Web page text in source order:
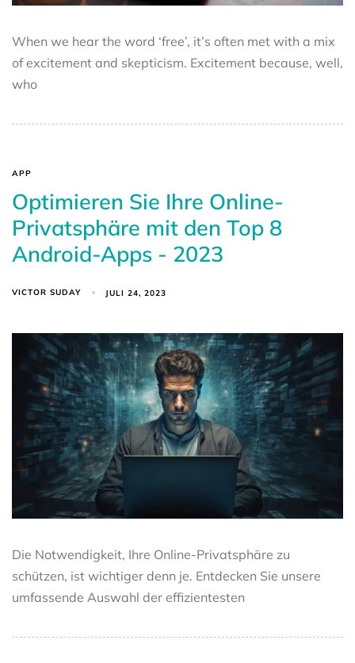
When we hear the word ‘free’, it’s often met with a mix
of excitement and skepticism. Excitement because, well,
who
APP
Optimieren Sie Ihre Online-
Privatsphäre mit den Top 8
Android-Apps - 2023
VICTOR SUDAY JULI 24, 2023
Die Notwendigkeit, Ihre Online-Privatsphäre zu
schützen, ist wichtiger denn je. Entdecken Sie unsere
umfassende Auswahl der effizientesten